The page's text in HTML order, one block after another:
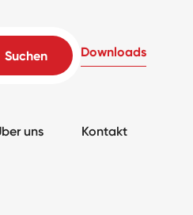
Downloads
uns Kontakt